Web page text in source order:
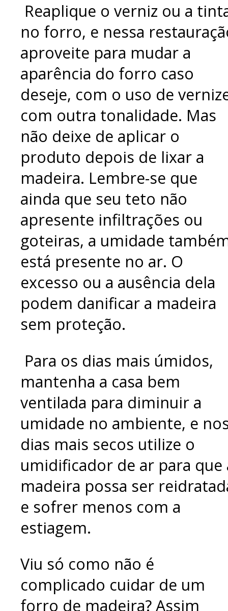
Reaplique o verniz ou a
no forro, e nessa
aproveite para mudar a
aparência do forro caso
deseje, com o uso de
com outra tonalidade. Mas
não deixe de aplicar o
produto depois de lixar a
madeira. Lembre-se que
ainda que seu teto não
apresente infiltrações ou
goteiras, a umidade
está presente no ar. O
excesso ou a ausência dela
podem danificar a madeira
sem proteção.
Para os dias mais úmidos,
mantenha a casa bem
ventilada para diminuir a
umidade no ambiente, e
dias mais secos utilize o
umidificador de ar para que
madeira possa ser
e sofrer menos com a
estiagem.
Viu só como não é
complicado cuidar de um
forro de madeira? Assim